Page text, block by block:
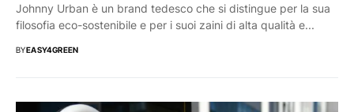
Johnny Urban è un brand tedesco che si distingue per la sua
filosofia eco-sostenibile e per i suoi zaini di alta qualità e...
BYEASY4GREEN